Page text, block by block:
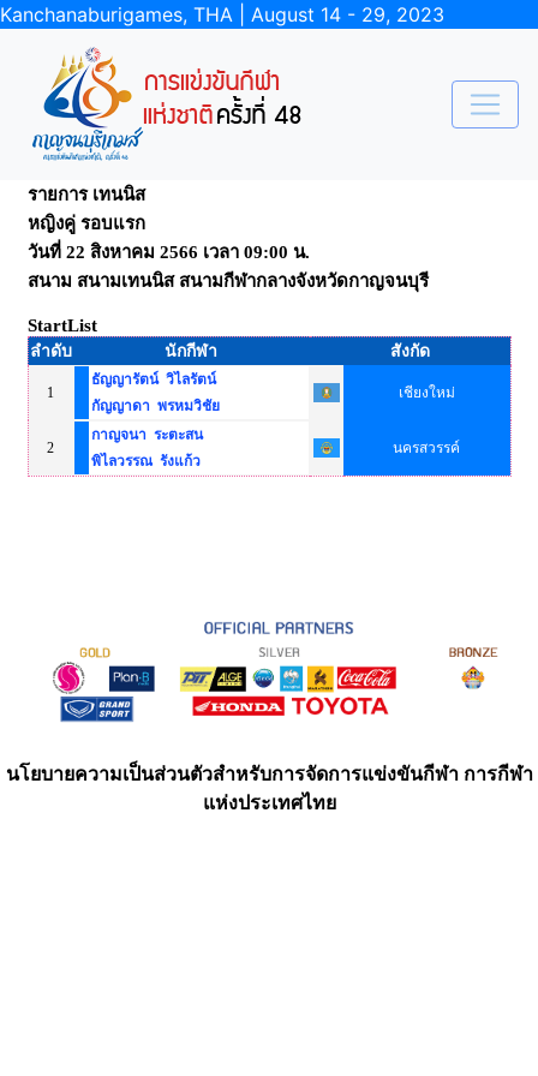
Kanchanaburigames, THA | August 14 - 29, 2023
รายการ เทนนิส
หญิงคู่ รอบแรก
วันที่ 22 สิงหาคม 2566 เวลา 09:00 น.
สนาม สนามเทนนิส สนามกีฬากลางจังหวัดกาญจนบุรี
StartList
ลำดับ นักกีฬา สังกัด
1
ธัญญารัตน์ วิไลรัตน์
กัญญาดา พรหมวิชัย
เชียงใหม่
2
กาญจนา ระตะสน
พิไลวรรณ รังแก้ว
นครสวรรค์
นโยบายความเป็นส่วนตัวสำหรับการจัดการแข่งขันกีฬา การกีฬา
แห่งประเทศไทย